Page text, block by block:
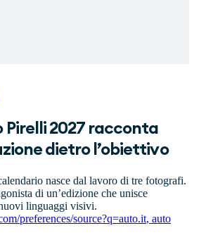
Pirelli 2027 racconta
dietro l’obiettivo
nasce dal lavoro di tre fotografi.
di un’edizione che unisce
linguaggi visivi.
preferences/source?q=auto.it, auto